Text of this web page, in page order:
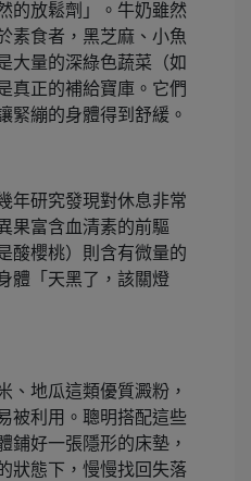
的放鬆劑」。牛奶雖然
素食者，黑芝麻、小魚
大量的深綠色蔬菜（如
真正的補給寶庫。它們
緊繃的身體得到舒緩。
年研究發現對休息非常
果富含血清素的前驅
酸櫻桃）則含有微量的
體「天黑了，該關燈
、地瓜這類優質澱粉，
被利用。聰明搭配這些
鋪好一張隱形的床墊，
狀態下，慢慢找回失落